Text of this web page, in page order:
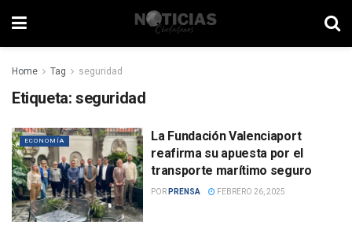
Home Tag seguridad
Etiqueta: seguridad
ECONOMÍA
La Fundación Valenciaport
reafirma su apuesta por el
transporte marítimo seguro
POR PRENSA FEBRERO 26, 2025